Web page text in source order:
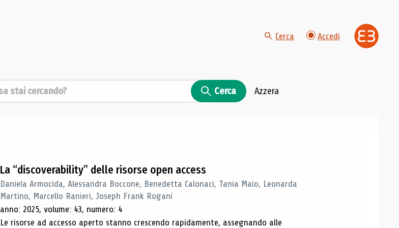
Cerca Accedi
Cerca Azzera
La “discoverability” delle risorse open access
Daniela Armocida, Alessandra Boccone, Benedetta Calonaci, Tania Maio, Leonarda
Martino, Marcello Ranieri, Joseph Frank Rogani
anno: 2025, volume: 43, numero: 4
Le risorse ad accesso aperto stanno crescendo rapidamente, assegnando alle